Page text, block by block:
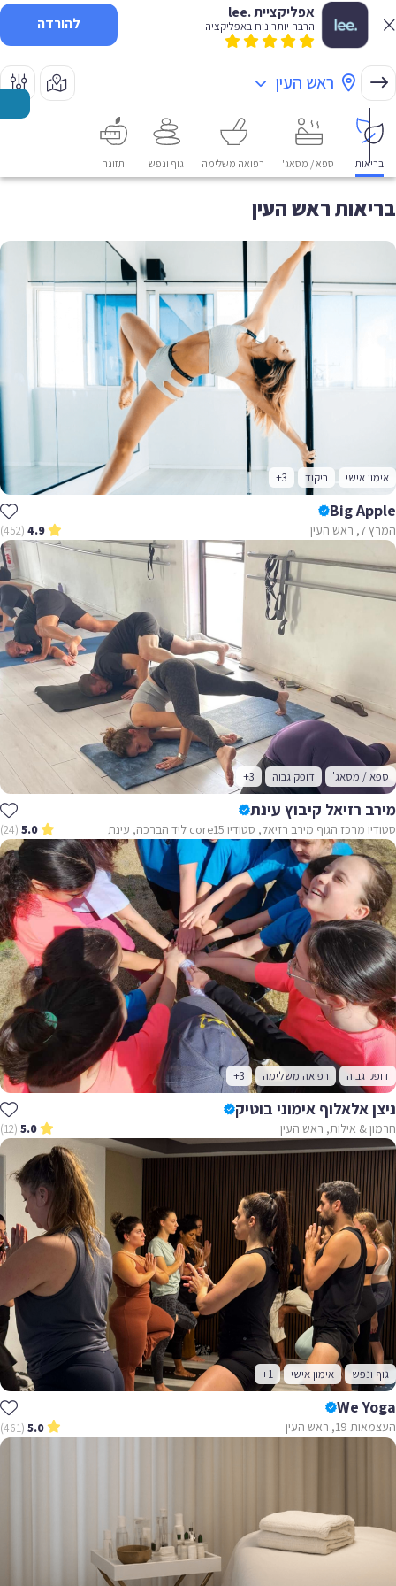
אפליקציית .lee
הרבה יותר נוח באפליקציה להורדה
ראש העין
בריאות ספא / מסאג' רפואה משלימה גוף ונפש תזונה
בריאות ראש העין
אימון אישי ריקוד +3
Big Apple
המרץ 7, ראש העין 4.9
(452)
ספא / מסאג' דופק גבוה +3
מירב רזיאל קיבוץ עינת
סטודיו מרכז הגוף מירב רזיאל, סטודיו core15 ליד הברכה, עינת 5.0
(24)
דופק גבוה רפואה משלימה +3
ניצן אלאלוף אימוני בוטיק
חרמון & אילות, ראש העין 5.0
(12)
גוף ונפש אימון אישי +1
We Yoga
העצמאות 19, ראש העין 5.0
(461)